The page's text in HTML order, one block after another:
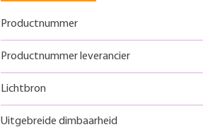
Productnummer
Productnummer leverancier
Lichtbron
Uitgebreide dimbaarheid